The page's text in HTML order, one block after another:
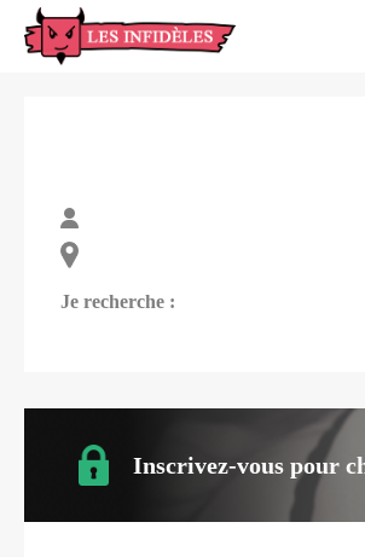
Je recherche :
Inscrivez-vous pour